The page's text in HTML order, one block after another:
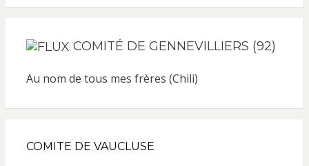
COMITÉ DE GENNEVILLIERS (92)
Au nom de tous mes frères (Chili)
COMITE DE VAUCLUSE